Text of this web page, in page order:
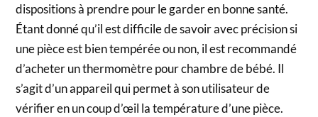
dispositions à prendre pour le garder en bonne santé.
Étant donné qu’il est difficile de savoir avec précision si
une pièce est bien tempérée ou non, il est recommandé
d’acheter un thermomètre pour chambre de bébé. Il
s’agit d’un appareil qui permet à son utilisateur de
vérifier en un coup d’œil la température d’une pièce.